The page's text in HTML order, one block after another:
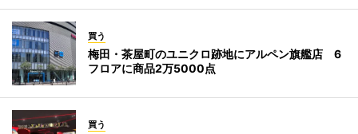
買う
梅田・茶屋町のユニクロ跡地にアルペン旗艦店 6
フロアに商品2万5000点
買う